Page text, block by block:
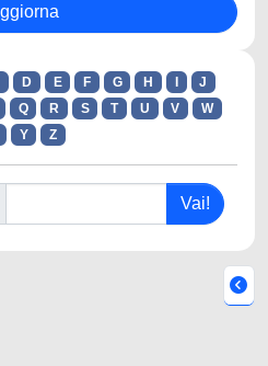
D E F G H
J
Q R S T U V
W
Y Z